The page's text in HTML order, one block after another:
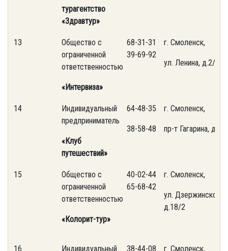
турагентство
«Здравтур»
13
Общество с
ограниченной
ответственностью
«Интервиза»
68-31-31
39-69-92
г. Смоленск,
ул. Ленина, д.2/1
14
Индивидуальный
предприниматель
«Клуб
путешествий»
64-48-35
38-58-48
г. Смоленск,
пр-т Гагарина, д.5
15
Общество с
ограниченной
ответственностью
«Колорит-тур»
40-02-44
65-68-42
г. Смоленск,
ул. Дзержинского,
д.18/2
16
Индивидуальный
38-44-08 г. Смоленск,